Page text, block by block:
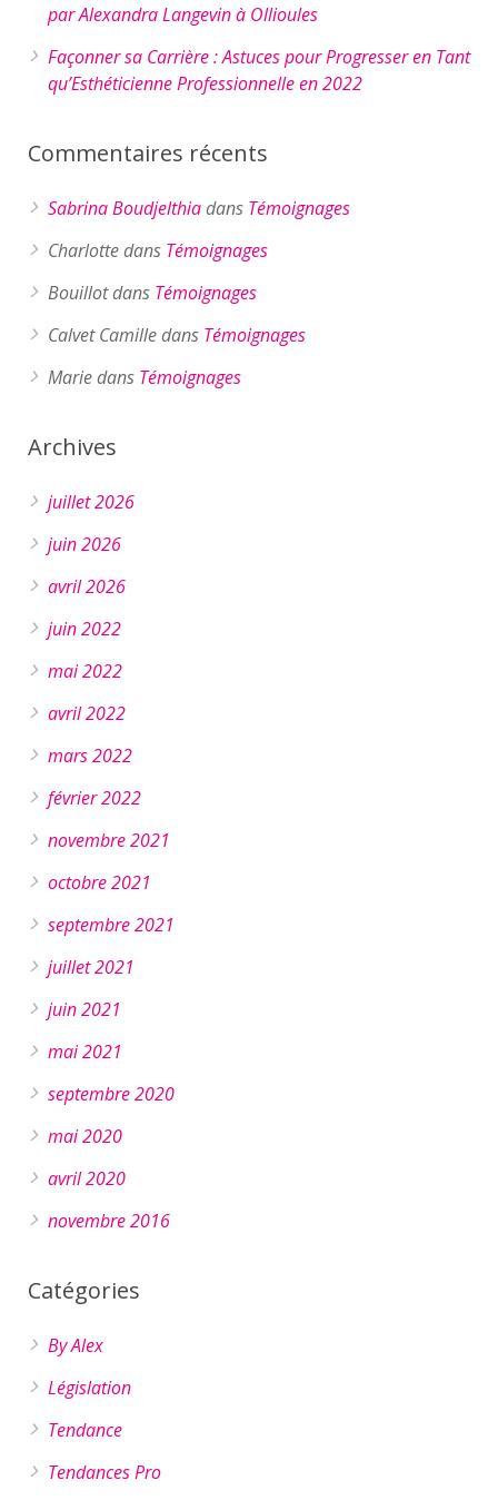
par Alexandra Langevin à Ollioules
Façonner sa Carrière : Astuces pour Progresser en Tant
qu’Esthéticienne Professionnelle en 2022
Commentaires récents
Sabrina Boudjelthiadans Témoignages
Charlottedans Témoignages
Bouillotdans Témoignages
Calvet Camilledans Témoignages
Mariedans Témoignages
Archives
juillet 2026
juin 2026
avril 2026
juin 2022
mai 2022
avril 2022
mars 2022
février 2022
novembre 2021
octobre 2021
septembre 2021
juillet 2021
juin 2021
mai 2021
septembre 2020
mai 2020
avril 2020
novembre 2016
Catégories
By Alex
Législation
Tendance
Tendances Pro